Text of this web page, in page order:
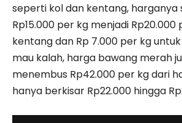
seperti kol dan kentang, harganya
Rp15.000 per kg menjadi
kentang dan Rp 7.000 per kg
mau kalah, harga bawang merah
menembus Rp42.000 per kg dari
hanya berkisar Rp22.000 hingga